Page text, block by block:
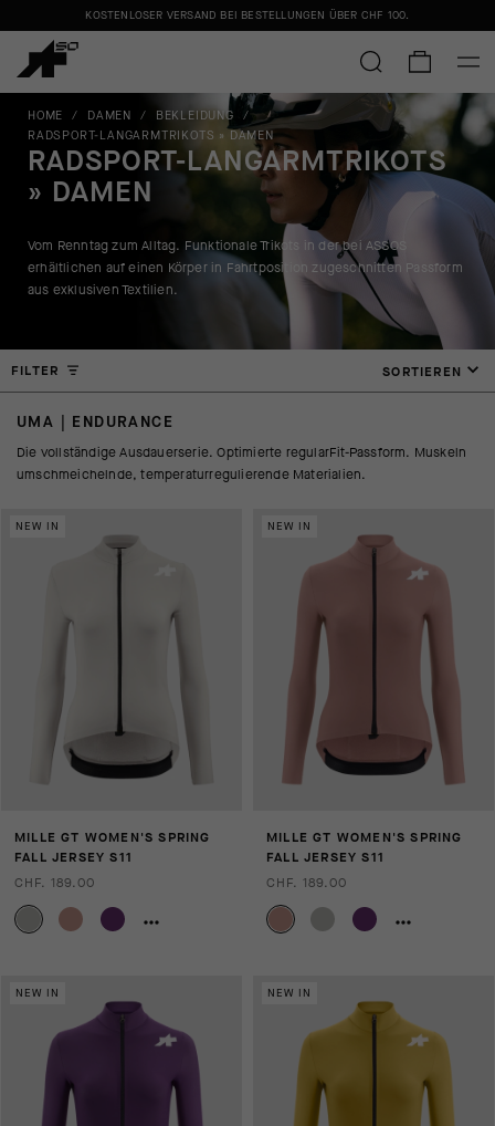
KOSTENLOSER VERSAND BEI BESTELLUNGEN ÜBER CHF 100.
HOME / DAMEN / BEKLEIDUNG /
RADSPORT-LANGARMTRIKOTS » DAMEN
RADSPORT-LANGARMTRIKOTS
» DAMEN
Vom Renntag zum Alltag. Funktionale Trikots in der bei ASSOS
erhältlichen auf einen Körper in Fahrtposition zugeschnitten Passform
aus exklusiven Textilien.
FILTER SORTIEREN
UMA | ENDURANCE
Die vollständige Ausdauerserie. Optimierte regularFit-Passform. Muskeln
umschmeichelnde, temperaturregulierende Materialien.
NEW IN
MILLE GT WOMEN'S SPRING
FALL JERSEY S11
CHF. 189.00
NEW IN
MILLE GT WOMEN'S SPRING
FALL JERSEY S11
CHF. 189.00
NEW IN NEW IN